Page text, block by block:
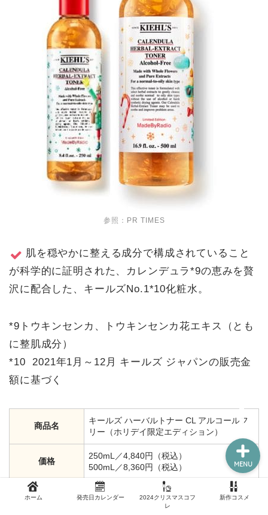
参照： PR TIMES
肌を穏やかに整える成分で構成されていること
が科学的に証明された、カレンデュラ*9の恵みを贅
沢に配合した、キールズNo.1*10化粧水。
*9トウキンセンカ、トウキンセンカ花エキス（とも
に整肌成分）
*10 2021年1月～12月 キールズ ジャパンの販売金
額に基づく
商品名
キールズ ハーバルトナー CL アルコールフ
リー（ホリデイ限定エディション）
価格
250mL／4,840円（税込）
500mL／8,360円（税込）
発売日 2022年10月21日（金）
ホーム 発売日カレンダー
2024クリスマスコフ
レ
新作コスメ
MENU
新作コスメ
クリスマスコフレ
コスメ福袋